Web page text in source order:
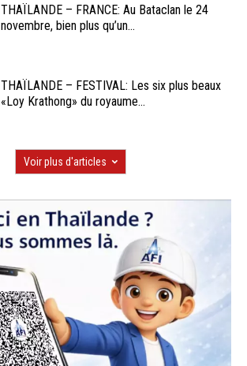
THAÏLANDE – FRANCE: Au Bataclan le 24
novembre, bien plus qu’un...
THAÏLANDE – FESTIVAL: Les six plus beaux
«Loy Krathong» du royaume...
Voir plus d'articles